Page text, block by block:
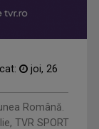
joi, 26
Română.
TVR SPORT